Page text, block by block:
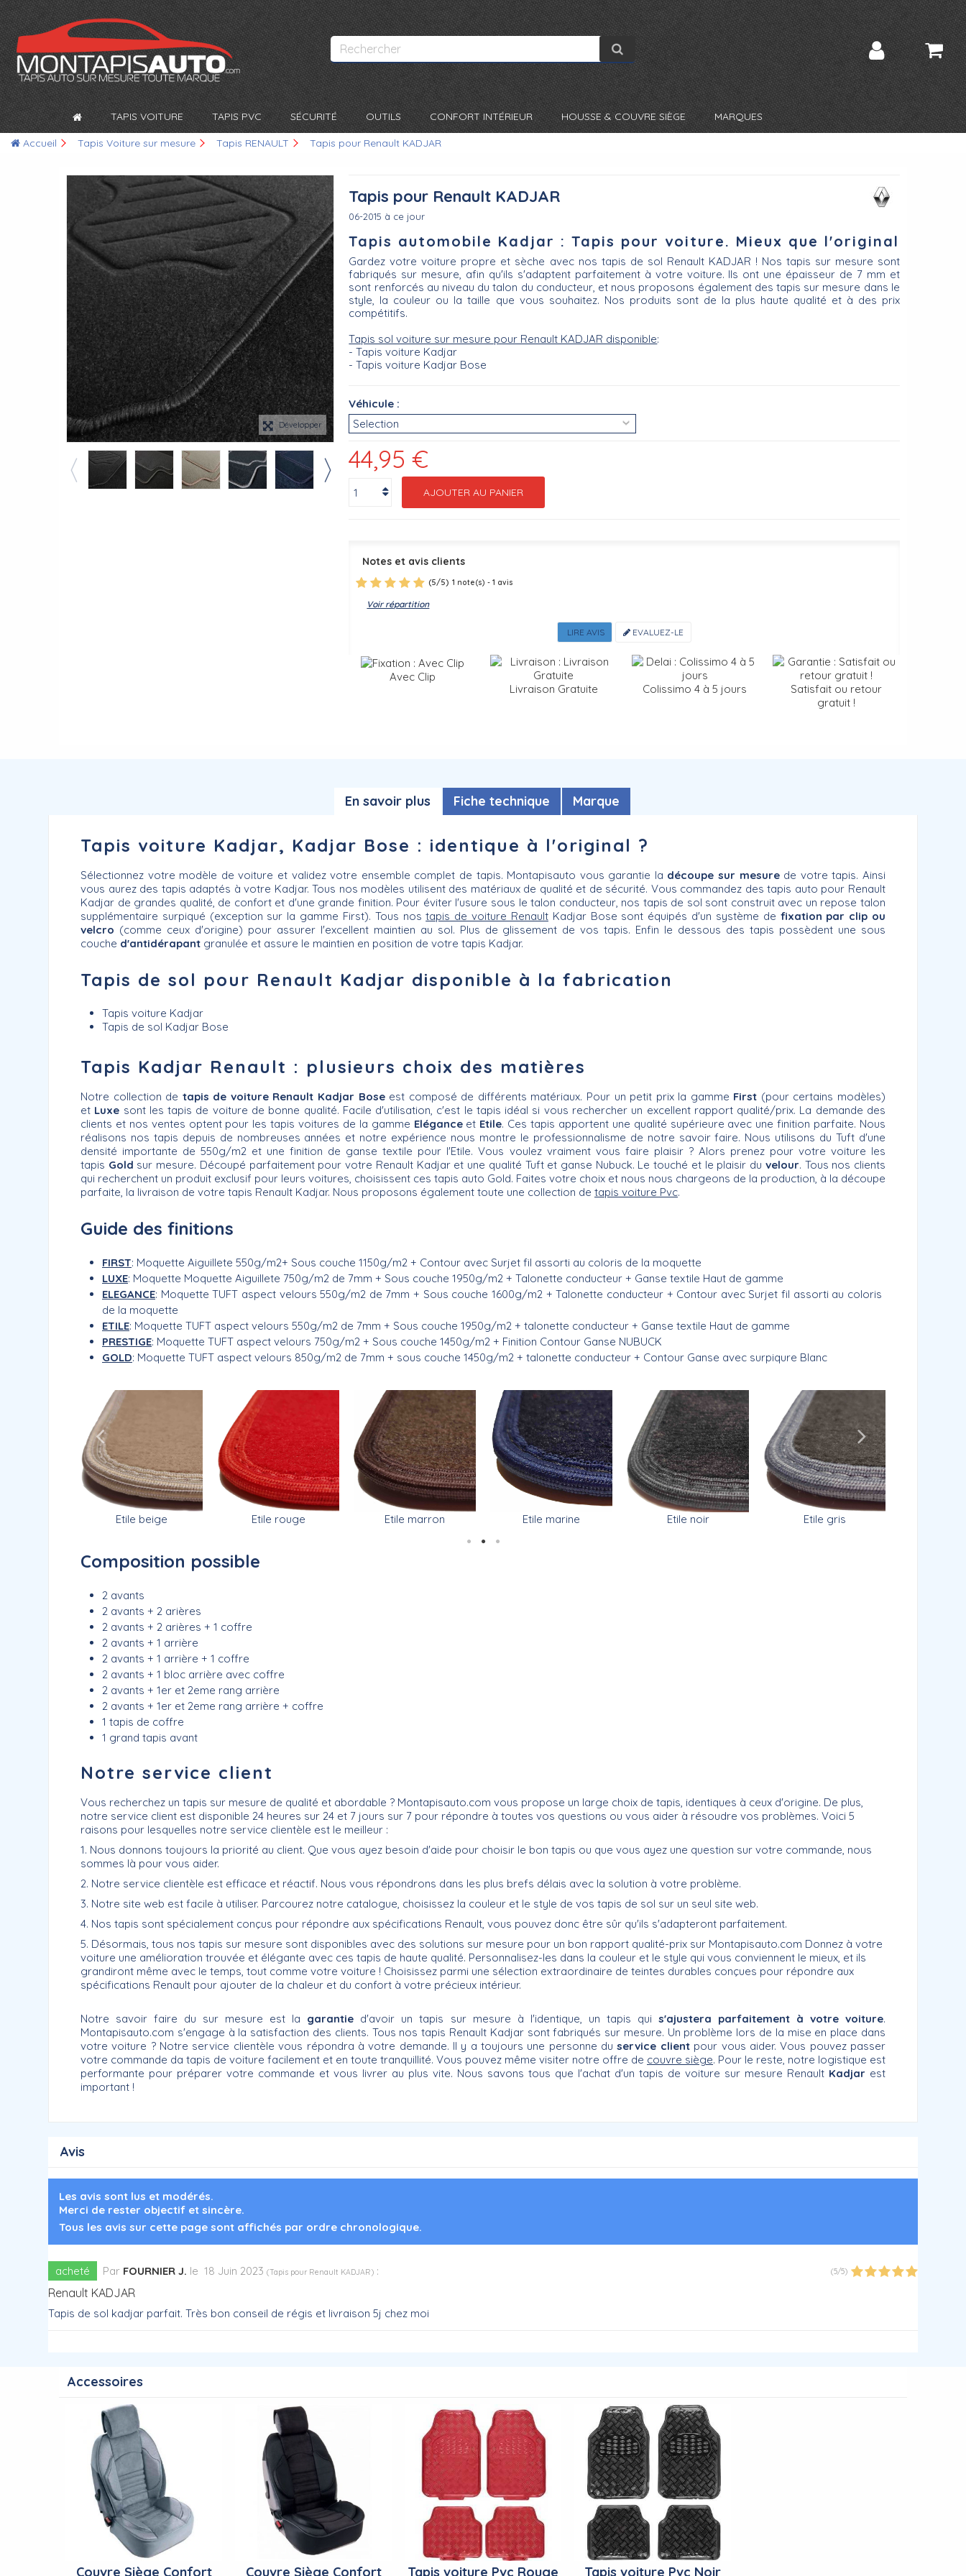
TAPIS VOITURE TAPIS PVC SÉCURITÉ OUTILS CONFORT INTÉRIEUR HOUSSE & COUVRE SIÈGE MARQUES
Accueil Tapis Voiture sur mesure Tapis RENAULT Tapis pour Renault KADJAR
Développer
Tapis pour Renault KADJAR
06-2015 à ce jour
Tapis automobile Kadjar : Tapis pour voiture. Mieux que l'original
Gardez votre voiture propre et sèche avec nos tapis de sol Renault KADJAR ! Nos tapis sur mesure sont
fabriqués sur mesure, afin qu'ils s'adaptent parfaitement à votre voiture. Ils ont une épaisseur de 7 mm et
sont renforcés au niveau du talon du conducteur, et nous proposons également des tapis sur mesure dans le
style, la couleur ou la taille que vous souhaitez. Nos produits sont de la plus haute qualité et à des prix
compétitifs.
Tapis sol voiture sur mesure pour Renault KADJAR disponible:
- Tapis voiture Kadjar
- Tapis voiture Kadjar Bose
Véhicule :
44,95 €
AJOUTER AU PANIER
Notes et avis clients
(5/5) 1 note(s) -1 avis
Voir répartition
LIRE AVIS EVALUEZ-LE
Avec Clip
Livraison Gratuite
Colissimo 4 à 5 jours
Satisfait ou retour
gratuit !
En savoir plus Fiche technique Marque
Tapis voiture Kadjar, Kadjar Bose : identique à l'original ?
Sélectionnez votre modèle de voiture et validez votre ensemble complet de tapis. Montapisauto vous garantie la découpe sur mesurede votre tapis. Ainsi
vous aurez des tapis adaptés à votre Kadjar. Tous nos modèles utilisent des matériaux de qualité et de sécurité. Vous commandez des tapis auto pour Renault
Kadjar de grandes qualité, de confort et d'une grande finition. Pour éviter l'usure sous le talon conducteur, nos tapis de sol sont construit avec un repose talon
supplémentaire surpiqué (exception sur la gamme First). Tous nostapis de voiture Renault Kadjar Bose sont équipés d'un système de fixation par clip ou
velcro (comme ceux d'origine) pour assurer l'excellent maintien au sol. Plus de glissement de vos tapis. Enfin le dessous des tapis possèdent une sous
couche d'antidérapant granulée et assure le maintien en position de votre tapis Kadjar.
Tapis de sol pour Renault Kadjar disponible à la fabrication
Tapis voiture Kadjar
Tapis de sol Kadjar Bose
Tapis Kadjar Renault : plusieurs choix des matières
Notre collection de tapis de voiture Renault Kadjar Boseest composé de différents matériaux. Pour un petit prix la gamme First (pour certains modèles)
et Luxe sont les tapis de voiture de bonne qualité. Facile d'utilisation, c'est le tapis idéal si vous rechercher un excellent rapport qualité/prix. La demande des
clients et nos ventes optent pour les tapis voitures de la gamme Eléganceet Etile. Ces tapis apportent une qualité supérieure avec une finition parfaite. Nous
réalisons nos tapis depuis de nombreuses années et notre expérience nous montre le professionnalisme de notre savoir faire. Nous utilisons du Tuft d'une
densité importante de 550g/m2 et une finition de ganse textile pour l'Etile. Vous voulez vraiment vous faire plaisir ? Alors prenez pour votre voiture les
tapis Gold sur mesure. Découpé parfaitement pour votre Renault Kadjar et une qualité Tuft et ganse Nubuck. Le touché et le plaisir du velour. Tous nos clients
qui recherchent un produit exclusif pour leurs voitures, choisissent ces tapis auto Gold. Faites votre choix et nous nous chargeons de la production, à la découpe
parfaite, la livraison de votre tapis Renault Kadjar. Nous proposons également toute une collection de tapis voiture Pvc.
Guide des finitions
FIRST: Moquette Aiguillete 550g/m2+ Sous couche 1150g/m2 + Contour avec Surjet fil assorti au coloris de la moquette
LUXE: Moquette Moquette Aiguillete 750g/m2 de 7mm + Sous couche 1950g/m2 + Talonette conducteur + Ganse textile Haut de gamme
ELEGANCE: Moquette TUFT aspect velours 550g/m2 de 7mm + Sous couche 1600g/m2 + Talonette conducteur + Contour avec Surjet fil assorti au coloris
de la moquette
ETILE: Moquette TUFT aspect velours 550g/m2 de 7mm + Sous couche 1950g/m2 + talonette conducteur + Ganse textile Haut de gamme
PRESTIGE: Moquette TUFT aspect velours 750g/m2 + Sous couche 1450g/m2 + Finition Contour Ganse NUBUCK
GOLD: Moquette TUFT aspect velours 850g/m2 de 7mm + sous couche 1450g/m2 + talonette conducteur + Contour Ganse avec surpiqure Blanc
Etile beige Etile rouge Etile marron Etile marine Etile noir Etile gris
Composition possible
2 avants
2 avants + 2 arières
2 avants + 2 arières + 1 coffre
2 avants + 1 arrière
2 avants + 1 arrière + 1 coffre
2 avants + 1 bloc arrière avec coffre
2 avants + 1er et 2eme rang arrière
2 avants + 1er et 2eme rang arrière + coffre
1 tapis de coffre
1 grand tapis avant
Notre service client
Vous recherchez un tapis sur mesure de qualité et abordable ? Montapisauto.com vous propose un large choix de tapis, identiques à ceux d'origine. De plus,
notre service client est disponible 24 heures sur 24 et 7 jours sur 7 pour répondre à toutes vos questions ou vous aider à résoudre vos problèmes. Voici 5
raisons pour lesquelles notre service clientèle est le meilleur :
1. Nous donnons toujours la priorité au client. Que vous ayez besoin d'aide pour choisir le bon tapis ou que vous ayez une question sur votre commande, nous
sommes là pour vous aider.
2. Notre service clientèle est efficace et réactif. Nous vous répondrons dans les plus brefs délais avec la solution à votre problème.
3. Notre site web est facile à utiliser. Parcourez notre catalogue, choisissez la couleur et le style de vos tapis de sol sur un seul site web.
4. Nos tapis sont spécialement conçus pour répondre aux spécifications Renault, vous pouvez donc être sûr qu'ils s'adapteront parfaitement.
5. Désormais, tous nos tapis sur mesure sont disponibles avec des solutions sur mesure pour un bon rapport qualité-prix sur Montapisauto.com Donnez à votre
voiture une amélioration trouvée et élégante avec ces tapis de haute qualité. Personnalisez-les dans la couleur et le style qui vous conviennent le mieux, et ils
grandiront même avec le temps, tout comme votre voiture ! Choisissez parmi une sélection extraordinaire de teintes durables conçues pour répondre aux
spécifications Renault pour ajouter de la chaleur et du confort à votre précieux intérieur.
Notre savoir faire du sur mesure est la garantie d'avoir un tapis sur mesure à l'identique, un tapis qui s'ajustera parfaitement à votre voiture.
Montapisauto.com s'engage à la satisfaction des clients. Tous nos tapis Renault Kadjar sont fabriqués sur mesure. Un problème lors de la mise en place dans
votre voiture ? Notre service clientèle vous répondra à votre demande. Il y a toujours une personne duservice clientpour vous aider. Vous pouvez passer
votre commande da tapis de voiture facilement et en toute tranquillité. Vous pouvez même visiter notre offre de couvre siège. Pour le reste, notre logistique est
performante pour préparer votre commande et vous livrer au plus vite. Nous savons tous que l'achat d'un tapis de voiture sur mesure Renault Kadjar est
important !
Avis
Les avis sont lus et modérés.
Merci de rester objectif et sincère.
Tous les avis sur cette page sont affichés par ordre chronologique.
acheté Par FOURNIER J. le18 Juin 2023(Tapis pour Renault KADJAR) : (5/5)
Renault KADJAR
Tapis de sol kadjar parfait. Très bon conseil de régis et livraison 5j chez moi
Accessoires
Couvre Siège Confort Couvre Siège Confort Tapis voiture Pvc Rouge Tapis voiture Pvc Noir